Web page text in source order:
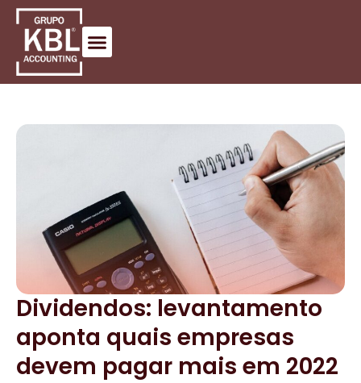
Dividendos: levantamento
aponta quais empresas
devem pagar mais em 2022